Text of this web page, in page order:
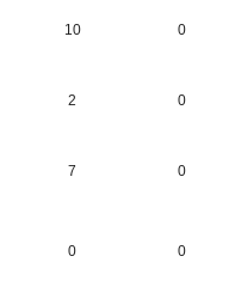
10 0
2 0
7 0
0 0